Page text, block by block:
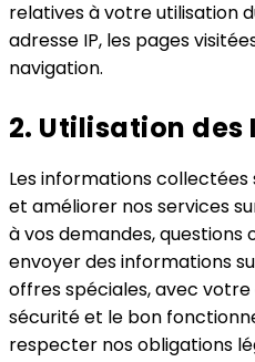
relatives à votre utilisation
adresse IP, les pages
navigation.
2. Utilisation
Les informations
et améliorer nos services
à vos demandes, questions
envoyer des informations
offres spéciales, avec
sécurité et le bon
respecter nos obligations